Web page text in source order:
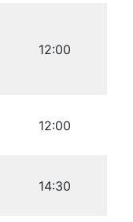
12:00
12:00
14:30